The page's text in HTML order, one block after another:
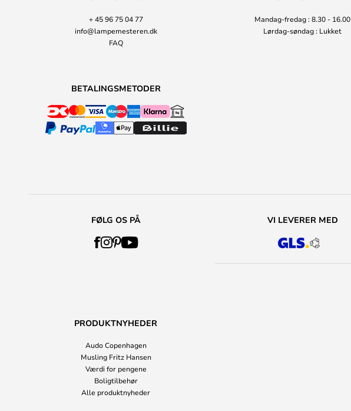
+ 45 96 75 04 77
info@lampemesteren.dk
FAQ
Mandag-fredag : 8.30 - 16.00
Lørdag-søndag : Lukket
BETALINGSMETODER
FØLG OS PÅ VI LEVERER MED
PRODUKTNYHEDER
Audo Copenhagen
Musling Fritz Hansen
Værdi for pengene
Boligtilbehør
Alle produktnyheder